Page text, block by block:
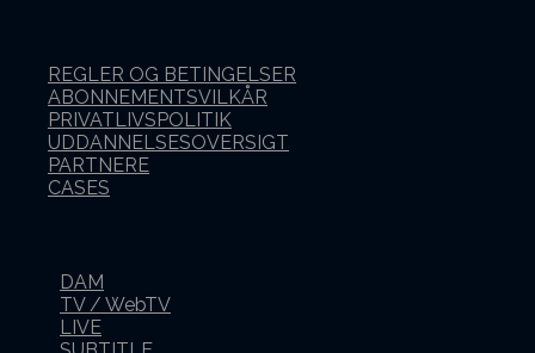
REGLER OG BETINGELSER
ABONNEMENTSVILKÅR
PRIVATLIVSPOLITIK
UDDANNELSESOVERSIGT
PARTNERE
CASES
DAM
TV / WebTV
LIVE